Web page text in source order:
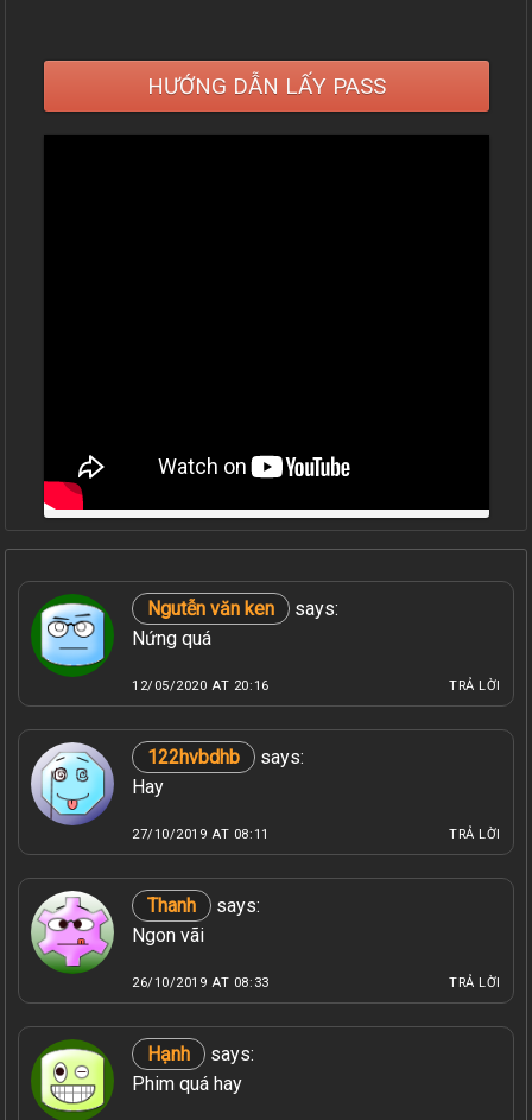
HƯỚNG DẪN LẤY PASS
Ngutễn văn ken
says:
Nứng quá
12/05/2020 AT 20:16 TRẢ LỜI
122hvbdhb
says:
Hay
27/10/2019 AT 08:11 TRẢ LỜI
Thanh
says:
Ngon vãi
26/10/2019 AT 08:33 TRẢ LỜI
Hạnh
says:
Phim quá hay